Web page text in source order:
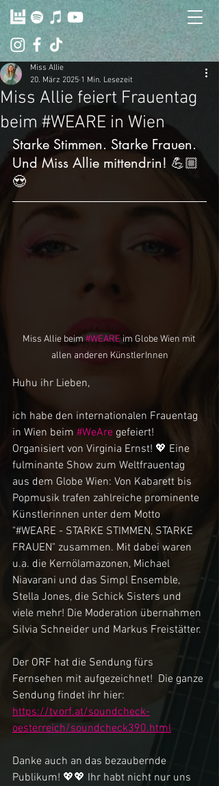
Miss Allie feiert Frauentag
beim #WEARE in Wien
Miss Allie
20. März 2025 1 Min. Lesezeit
Starke Stimmen. Starke Frauen.
Und Miss Allie mittendrin! 💪🏼
😍
Miss Allie beim #WEARE im Globe Wien mit
allen anderen KünstlerInnen
Huhu ihr Lieben,
ich habe den internationalen Frauentag
in Wien beim #WeAre gefeiert!
Organisiert von Virginia Ernst! 💖 Eine
fulminante Show zum Weltfrauentag
aus dem Globe Wien: Von Kabarett bis
Popmusik trafen zahlreiche prominente
Künstlerinnen unter dem Motto
"#WEARE - STARKE STIMMEN, STARKE
FRAUEN" zusammen. Mit dabei waren
u.a. die Kernölamazonen, Michael
Niavarani und das Simpl Ensemble,
Stella Jones, die Schick Sisters und
viele mehr! Die Moderation übernahmen
Silvia Schneider und Markus Freistätter.
Der ORF hat die Sendung fürs
Fernsehen mit aufgezeichnet!  Die ganze
Sendung findet ihr hier:
https://tv.orf.at/soundcheck-
oesterreich/soundcheck390.html
Danke auch an das bezaubernde
Publikum! 💖💖 Ihr habt nicht nur uns